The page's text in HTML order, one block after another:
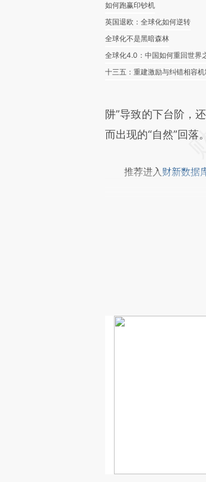
如何跑赢印钞机
英国退欧：全球化如何逆转
全球化不是黑暗森林
全球化4.0：中国如何重回世界
十三五：重建激励与纠错相容机
阱”导致的下台阶，
而出现的“自然”回落。
推荐进入 财新数据